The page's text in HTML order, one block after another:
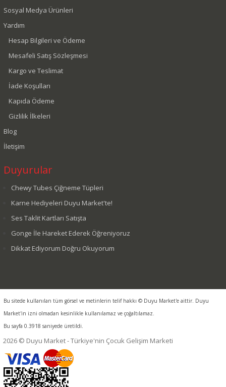
Sosyal Medya Ürünleri
Yardım
Hesap Bilgileri ve Ödeme
Mesafeli Satış Sözleşmesi
Kargo ve Teslimat
İade Koşulları
Kapıda Ödeme
Gizlilik İlkeleri
Blog
İletişim
Duyurular
Chewy Tubes Çiğneme Tüpleri
Karne Hediyeleri Duyu Market'te!
Ses Taklit Kartları Satışta
Gonge İle Hareket Ederek Öğreniyoruz
Dikkat Ediyorum Doğru Okuyorum
Bu sitede kullanılan tüm görsel ve metinlerin telif hakkı © Duyu Market'e aittir. Duyu
Market'in izni olmadan kesinlikle kullanılamaz ve çoğaltılamaz.
Bu sayfa 0.3918 saniyede üretildi.
2026 © Duyu Market - Türkiye'nin Çocuk Gelişim Marketi